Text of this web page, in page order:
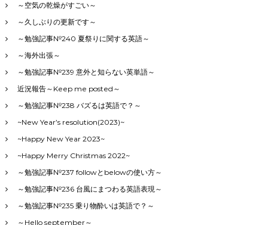
～空気の乾燥がすごい～
～久しぶりの更新です～
～勉強記事№240 夏祭りに関する英語～
～海外出張～
～勉強記事№239 意外と知らない英単語～
近況報告～Keep me posted～
～勉強記事№238 バズるは英語で？～
~New Year’s resolution(2023)~
~Happy New Year 2023~
~Happy Merry Christmas 2022~
～勉強記事№237 followとbelowの使い方～
～勉強記事№236 台風にまつわる英語表現～
～勉強記事№235 乗り物酔いは英語で？～
～Hello september～